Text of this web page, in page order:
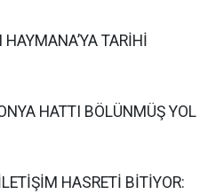
HAYMANA’YA TARİHİ
HATTI BÖLÜNMÜŞ YOL
HASRETİ BİTİYOR: